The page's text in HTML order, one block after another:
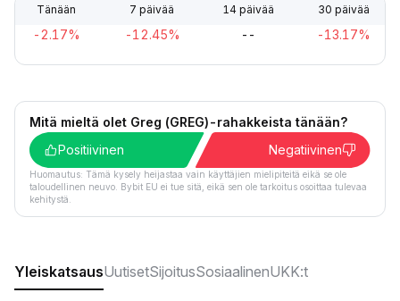
Tänään 7 päivää 14 päivää 30 päivää
-2.17% -12.45% -- -13.17%
Mitä mieltä olet Greg (GREG)-rahakkeista tänään?
Positiivinen
Negatiivinen
Huomautus: Tämä kysely heijastaa vain käyttäjien mielipiteitä eikä se ole
taloudellinen neuvo. Bybit EU ei tue sitä, eikä sen ole tarkoitus osoittaa tulevaa
kehitystä.
YleiskatsausUutisetSijoitusSosiaalinenUKK:t